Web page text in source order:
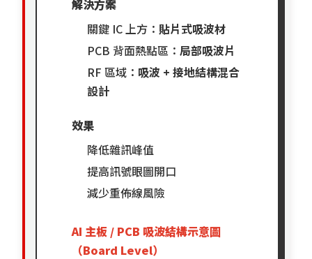
解決方案
關鍵 IC 上方： 貼片式吸波材
PCB 背面熱點區：局部吸波片
RF 區域： 吸波 + 接地結構混合
設計
效果
降低雜訊峰值
提高訊號眼圖開口
減少重佈線風險
AI 主板 / PCB 吸波結構示意圖
（Board Level）